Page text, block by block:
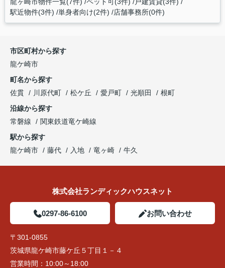
駅近物件(3件) 単身者向け(2件) 店舗事務所(0件)
市区町村から探す
龍ケ崎市
町名から探す
佐貫
川原代町 松ケ丘 愛戸町 光順田
根町
沿線から探す
常磐線
関東鉄道竜ケ崎線
駅から探す
龍ケ崎市
藤代 入地 竜ヶ崎 牛久
株式会社ランディックハウスネット
0297-86-6100 お問い合わせ
〒301-0855
茨城県龍ケ崎市藤ケ丘５丁目１－４
営業時間： 10:00～18:00